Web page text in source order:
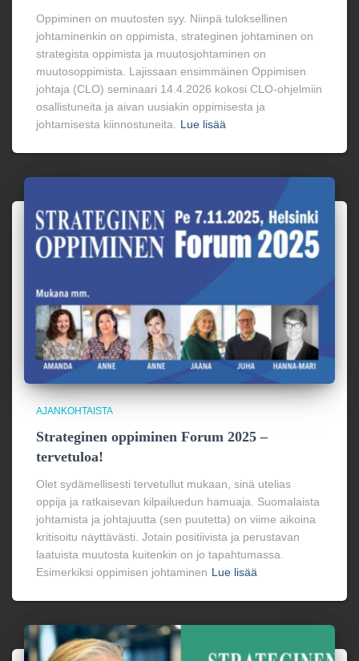
Oppiminen on muutosten syy. Niinpä tuloksellinen
johtaminenkin on oppimista, strateginen johtaminen on
strategista oppimista ja muutosjohtaminen on
muutosoppimista. Lajissaan ensimmäinen Oppimisen
johtaja (CLO) seminaari 14.4.2026 kokosi CLO-ohjelmiin
osallistuneita ja aivan uusiakin oppimisesta ja
johtamisesta kiinnostuneita.
Lue lisää
AJANKOHTAISTA
Strateginen oppiminen Forum 2025 –
tervetuloa!
Olet sydämellisesti tervetullut mukaan, sinä utelias
oppija ja ratkaisevan kilpailuedun hamuaja. Suomalaista
johtamista ja johtajuutta (sen puutetta) on viime aikoina
kritisoitu näyttävästi. Jotain positiivista ja perustavan
laatuista muutosta kuitenkin on jo tapahtumassa.
Esimerkiksi oppimisen johtaminen Lue lisää